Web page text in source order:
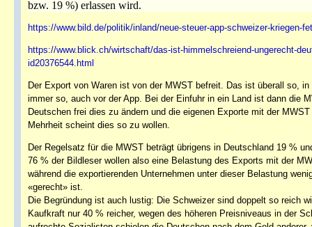
bzw. 19 %) erlassen wird.
https://www.bild.de/politik/inland/neue-steuer-app-schweizer-kriegen-
https://www.blick.ch/wirtschaft/das-ist-himmelschreiend-ungerecht-
id20376544.html
Der Export von Waren ist von der MWST befreit. Das ist überall so,
immer so, auch vor der App. Bei der Einfuhr in ein Land ist dann die
Deutschen frei dies zu ändern und die eigenen Exporte mit der
Mehrheit scheint dies so zu wollen.
Der Regelsatz für die MWST beträgt übrigens in Deutschland 19 %
76 % der Bildleser wollen also eine Belastung des Exports mit der
während die exportierenden Unternehmen unter dieser Belastung
«gerecht» ist.
Die Begründung ist auch lustig: Die Schweizer sind doppelt so reich
Kaufkraft nur 40 % reicher, wegen des höheren Preisniveaus in der